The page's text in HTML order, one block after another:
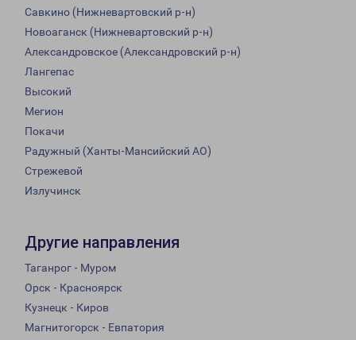
Савкино (Нижневартовский р-н)
Новоаганск (Нижневартовский р-н)
Александровское (Александровский р-н)
Лангепас
Высокий
Мегион
Покачи
Радужный (Ханты-Мансийский АО)
Стрежевой
Излучинск
Другие направления
Таганрог - Муром
Орск - Красноярск
Кузнецк - Киров
Магнитогорск - Евпатория